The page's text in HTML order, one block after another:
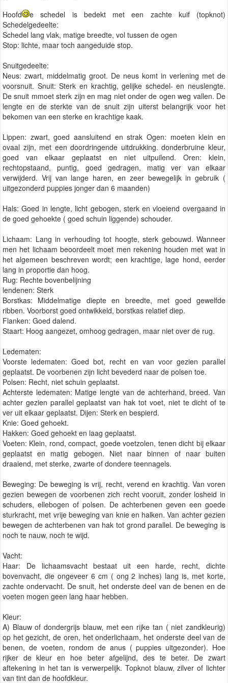
Hoofd
e schedel is bedekt met een zachte kuif (topknot)
Schedelgedeelte:
Schedel lang vlak, matige breedte, vol tussen de ogen
Stop: lichte, maar toch aangeduide stop.
Snuitgedeelte:
Neus: zwart, middelmatig groot. De neus komt in verlening met de
voorsnuit. Snuit: Sterk en krachtig, gelijke schedel- en neuslengte.
De snuit mmoet sterk zijn en mag niet onder de ogen weg vallen. De
lengte en de sterkte van de snuit zijn uiterst belangrijk voor het
bekomen van een sterke en krachtige kaak.
Lippen: zwart, goed aansluitend en strak Ogen: moeten klein en
ovaal zijn, met een doordringende uitdrukking. donderbruine kleur,
goed van elkaar geplaatst en niet uitpuilend. Oren: klein,
rechtopstaand, puntig, goed gedragen, matig ver van elkaar
verwijderd. Vrij van lange haren, en zeer bewegelijk in gebruik (
uitgezonderd puppies jonger dan 6 maanden)
Hals: Goed in lengte, licht gebogen, sterk en vloeiend overgaand in
de goed gehoekte ( goed schuin liggende) schouder.
Lichaam: Lang in verhouding tot hoogte, sterk gebouwd. Wanneer
men het lichaam beoordeelt moet men rekening houden met wat in
het algemeen beschreven wordt; een krachtige, lage hond, eerder
lang in proportie dan hoog.
Rug: Rechte bovenbelijning
lendenen: Sterk
Borstkas: Middelmatige diepte en breedte, met goed gewelfde
ribben. Voorborst goed ontwikkeld, borstkas relatief diep.
Flanken: Goed dalend.
Staart: Hoog aangezet, omhoog gedragen, maar niet over de rug.
Ledematen:
Voorste ledematen: Goed bot, recht en van voor gezien parallel
geplaatst. De voorbenen zijn licht bevederd naar de polsen toe.
Polsen: Recht, niet schuin geplaatst.
Achterste ledematen: Matige lengte van de achterhand, breed. Van
achter gezien parallel geplaatst van hak tot voet, niet te dicht of te
ver uit elkaar geplaatst. Dijen: Sterk en bespierd.
Knie: Goed gehoekt.
Hakken: Goed gehoekt en laag geplaatst.
Voeten: Klein, rond, compact, goede voetzolen, tenen dicht bij elkaar
geplaatst en matig gebogen. Niet naar binnen of naar buiten
draaiend, met sterke, zwarte of dondere teennagels.
Beweging: De beweging is vrij, recht, verend en krachtig. Van voren
gezien bewegen de voorbenen zich recht vooruit, zonder losheid in
schuders, ellebogen of polsen. De achterbenen geven een goede
sturkracht, met vrije beweging van knie en halken. Van achter gezien
bewegen de achterbenen van hak tot grond parallel. De beweging is
noch te nauw, noch te wijd.
Vacht:
Haar: De lichaamsvacht bestaat uit een harde, recht, dichte
bovenvacht, die ongeveer 6 cm ( ong 2 inches) lang is, met korte,
zachte ondervacht. De snuit, het onderste deel van de benen en de
voeten mogen geen lang haar hebben.
Kleur:
A) Blauw of dondergrijs blauw, met een rijke tan ( niet zandkleurig)
op het gezicht, de oren, het onderlichaam, het onderste deel van de
benen, de voeten, rondom de anus ( puppies uitgezonder). Hoe
rijker de kleur en hoe beter afgelijnd, des te beter. De zwart
aftekening in het tan is verwerpelijk. Topknot blauw, zilver of lichter
van tint dan de hoofdkleur.